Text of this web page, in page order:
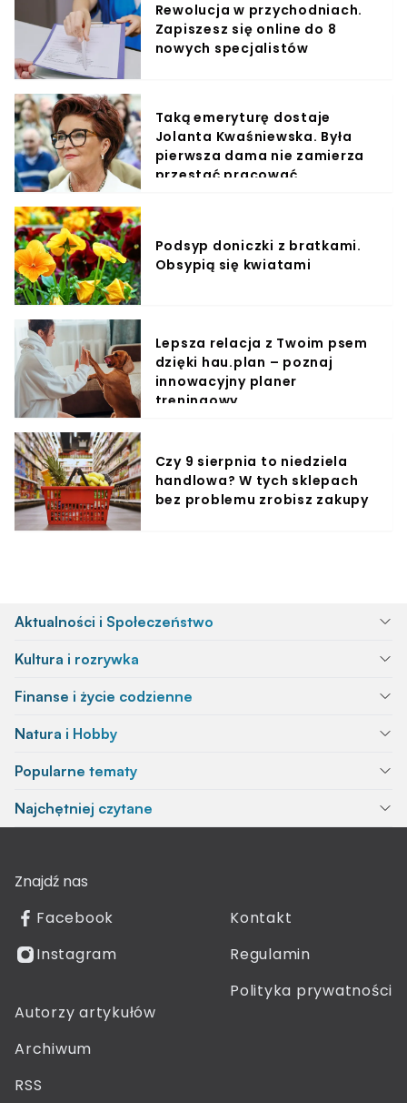
Rewolucja w przychodniach.
Zapiszesz się online do 8
nowych specjalistów
Taką emeryturę dostaje
Jolanta Kwaśniewska. Była
pierwsza dama nie zamierza
przestać pracować
Podsyp doniczki z bratkami.
Obsypią się kwiatami
Lepsza relacja z Twoim psem
dzięki hau.plan – poznaj
innowacyjny planer
treningowy
Czy 9 sierpnia to niedziela
handlowa? W tych sklepach
bez problemu zrobisz zakupy
Aktualności i Społeczeństwo
Kultura i rozrywka
Finanse i życie codzienne
Natura i Hobby
Popularne tematy
Najchętniej czytane
Znajdź nas
Facebook
Instagram
Kontakt
Regulamin
Polityka prywatności
Autorzy artykułów
Archiwum
RSS